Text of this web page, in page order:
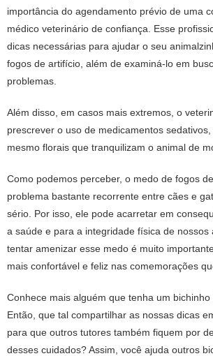
importância do agendamento prévio de uma
médico veterinário de confiança. Esse
dicas necessárias para ajudar o seu
fogos de artifício, além de examiná-lo em
problemas.
Além disso, em casos mais extremos, o
prescrever o uso de medicamentos
mesmo florais que tranquilizam o animal de
Como podemos perceber, o medo de fogos
problema bastante recorrente entre cães e
sério. Por isso, ele pode acarretar em
a saúde e para a integridade física de nossos
tentar amenizar esse medo é muito
mais confortável e feliz nas comemorações
Conhece mais alguém que tenha um
Então, que tal compartilhar as nossas dicas
para que outros tutores também fiquem por
desses cuidados? Assim, você ajuda outros